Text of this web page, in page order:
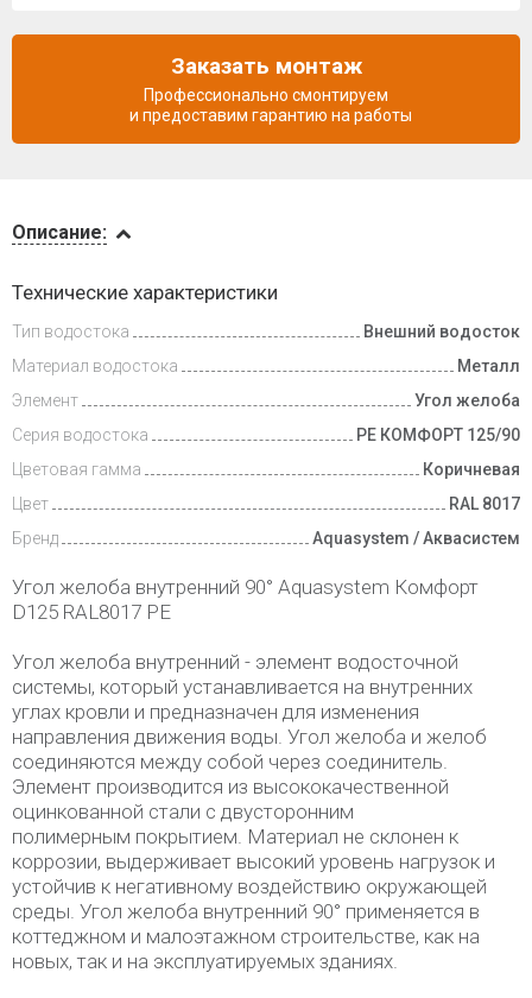
и оплата
Описание:
Технические характеристики
Тип водостока
Внешний водосток
Материал водостока
Металл
Элемент
Угол желоба
Серия водостока
PE КОМФОРТ 125/90
Цветовая гамма
Коричневая
Цвет
RAL 8017
Бренд
Aquasystem / Аквасистем
Угол желоба внутренний 90° Aquasystem Комфорт
D125 RAL8017 PE
Угол желоба внутренний - элемент водосточной
системы, который устанавливается на внутренних
углах кровли и предназначен для изменения
направления движения воды. Угол желоба и желоб
соединяются между собой через соединитель.
Элемент производится из высококачественной
оцинкованной стали с двусторонним
полимерным покрытием. Материал не склонен к
коррозии, выдерживает высокий уровень нагрузок и
устойчив к негативному воздействию окружающей
среды. Угол желоба внутренний 90° применяется в
коттеджном и малоэтажном строительстве, как на
новых, так и на эксплуатируемых зданиях.
Заказать монтаж
Профессионально смонтируем
и предоставим гарантию на работы